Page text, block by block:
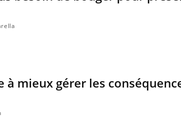
à mieux gérer les